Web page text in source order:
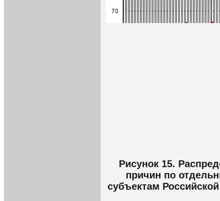
Рисунок 15.
причин по
субъектам